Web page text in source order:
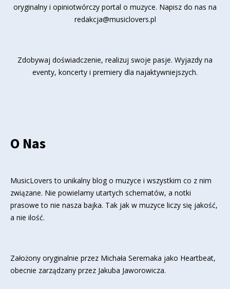
oryginalny i opiniotwórczy portal o muzyce. Napisz do nas na
redakcja@musiclovers.pl
Zdobywaj doświadczenie, realizuj swoje pasje. Wyjazdy na
eventy, koncerty i premiery dla najaktywniejszych.
O Nas
MusicLovers to unikalny blog o muzyce i wszystkim co z nim
związane. Nie powielamy utartych schematów, a notki
prasowe to nie nasza bajka. Tak jak w muzyce liczy się jakość,
a nie ilość.
Założony oryginalnie przez Michała Seremaka jako Heartbeat,
obecnie zarządzany przez Jakuba Jaworowicza.